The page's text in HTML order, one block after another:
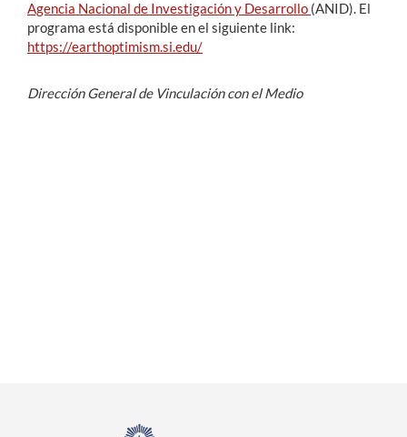
Agencia Nacional de Investigación y Desarrollo (ANID). El
programa está disponible en el siguiente link:
https://earthoptimism.si.edu/
Dirección General de Vinculación con el Medio